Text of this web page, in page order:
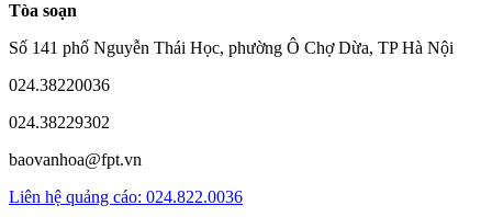
Tòa soạn
Số 141 phố Nguyễn Thái Học, phường Ô Chợ Dừa, TP Hà Nội
024.38220036
024.38229302
baovanhoa@fpt.vn
Liên hệ quảng cáo: 024.822.0036